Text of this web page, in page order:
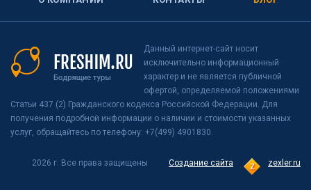
Данный интернет-сайт носит
исключительно информационный
характер и не является публичной
офертой, определяемой положениями
Статьи 437 (2) Гражданского кодекса Российской Федерации. Для
получения подробной информации о наличии и стоимости указанных
услуг, обращайтесь по телефону: +7(499) 4901830.
Создание сайта zexler.ru
2026 г. Все права защищены